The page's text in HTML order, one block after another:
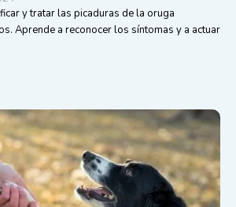
y tratar las picaduras de la oruga
Aprende a reconocer los síntomas y a actuar